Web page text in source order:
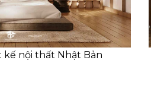
kế nội thất Nhật Bản